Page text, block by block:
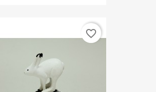
favorite_border